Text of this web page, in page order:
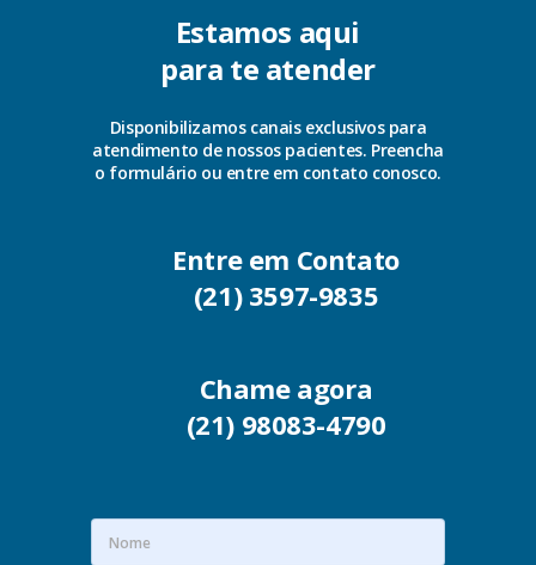
Estamos aqui
para te atender
Disponibilizamos canais exclusivos para
atendimento de nossos pacientes. Preencha
o formulário ou entre em contato conosco.
Entre em Contato
(21) 3597-9835
Chame agora
(21) 98083-4790